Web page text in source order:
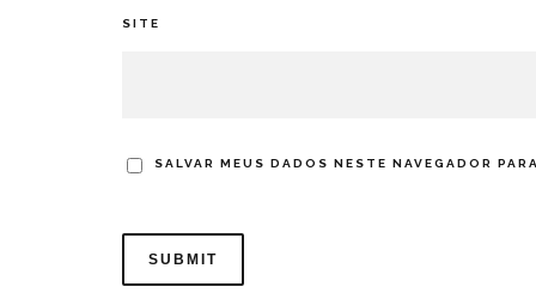
SITE
SALVAR MEUS DADOS NESTE NAVEGADOR